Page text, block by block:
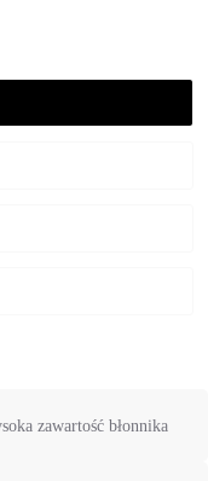
zawartość błonnika